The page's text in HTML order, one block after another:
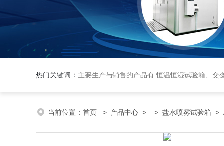
热门关键词： 主要生产与销售的产品有:恒温恒湿试验箱、交变湿热试验箱、高低温交变试验箱、冷热冲击实验箱、紫外光试验箱、氙灯老化箱、恒
当前位置： 首页 > 产品中心 > > 盐水喷雾试验箱 >